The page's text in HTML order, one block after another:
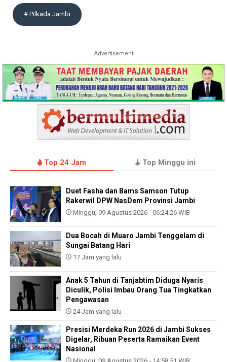
# Pilkada Jambi
Advertisement
Top 24 Jam Top Minggu ini
Duet Fasha dan Bams Samson Tutup
Rakerwil DPW NasDem Provinsi Jambi
Minggu, 09 Agustus 2026 - 06:24:26 WIB
Dua Bocah di Muaro Jambi Tenggelam di
Sungai Batang Hari
17 Jam yang lalu
Anak 5 Tahun di Tanjabtim Diduga Nyaris
Diculik, Polisi Imbau Orang Tua Tingkatkan
Pengawasan
24 Jam yang lalu
Presisi Merdeka Run 2026 di Jambi Sukses
Digelar, Ribuan Peserta Ramaikan Event
Nasional